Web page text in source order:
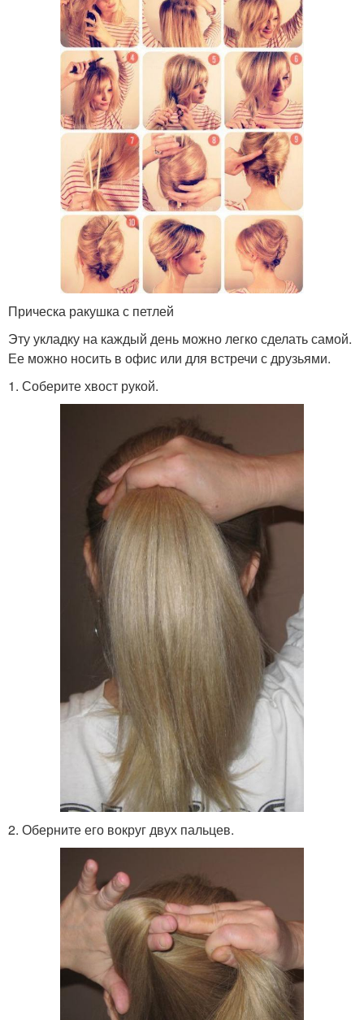
Прическа ракушка с петлей
Эту укладку на каждый день можно легко сделать самой.
Ее можно носить в офис или для встречи с друзьями.
1. Соберите хвост рукой.
2. Оберните его вокруг двух пальцев.